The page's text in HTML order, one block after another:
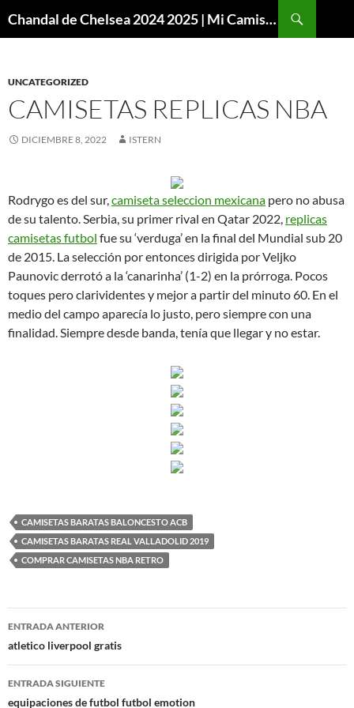
Chandal de Chelsea 2024 2025 | Mi Camiseta Futbol
UNCATEGORIZED
CAMISETAS REPLICAS NBA
DICIEMBRE 8, 2022 ISTERN
Rodrygo es del sur,camiseta seleccion mexicana pero no abusa
de su talento. Serbia, su primer rival en Qatar 2022, replicas
camisetas futbol fue su ‘verduga’ en la final del Mundial sub 20
de 2015. La selección por entonces dirigida por Veljko
Paunovic derrotó a la ‘canarinha’ (1-2) en la prórroga. Pocos
toques pero clarividentes y mejor a partir del minuto 60. En el
medio del campo aparecía lo justo, pero siempre con una
finalidad. Siempre desde banda, tenía que llegar y no estar.
CAMISETAS BARATAS BALONCESTO ACB
CAMISETAS BARATAS REAL VALLADOLID 2019
COMPRAR CAMISETAS NBA RETRO
Navegación
de
entradas
ENTRADA ANTERIOR
atletico liverpool gratis
ENTRADA SIGUIENTE
equipaciones de futbol futbol emotion